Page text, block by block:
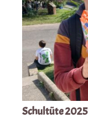
Schultüte 2025